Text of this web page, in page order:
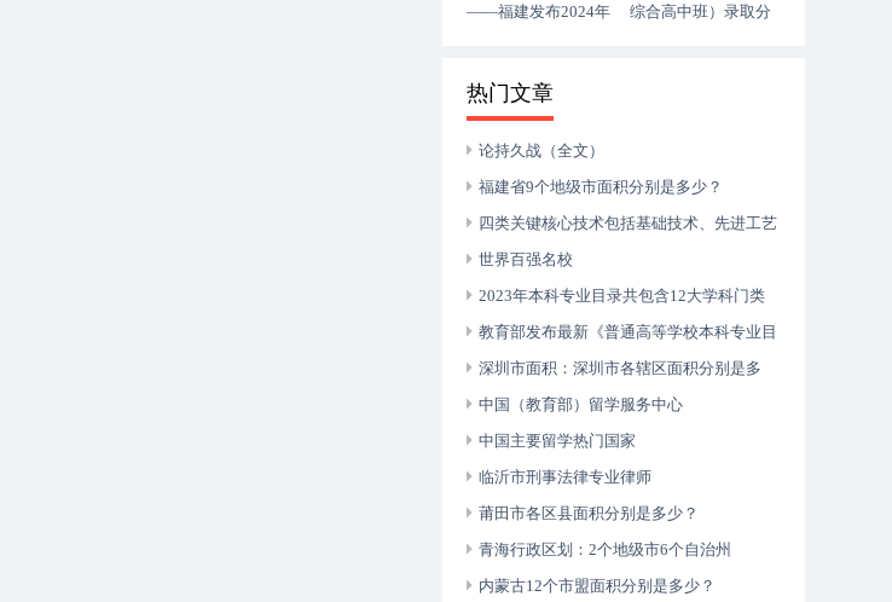
——福建发布2024年
综合高中班）录取分
热门文章
论持久战（全文）
福建省9个地级市面积分别是多少？
四类关键核心技术包括基础技术、先进工艺
技术、共性技术以及人工智能
世界百强名校
2023年本科专业目录共包含12大学科门类
93个专业类792种专业
教育部发布最新《普通高等学校本科专业目
录》
深圳市面积：深圳市各辖区面积分别是多
少？
中国（教育部）留学服务中心
中国主要留学热门国家
临沂市刑事法律专业律师
莆田市各区县面积分别是多少？
青海行政区划：2个地级市6个自治州
内蒙古12个市盟面积分别是多少？